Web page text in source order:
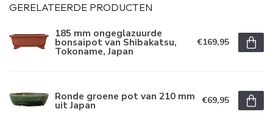
GERELATEERDE PRODUCTEN
185 mm ongeglazuurde
bonsaipot van Shibakatsu,
Tokoname, Japan
€169,95
Ronde groene pot van 210 mm
uit Japan €69,95